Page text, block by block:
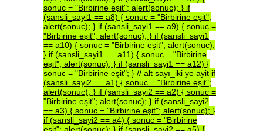
sonuc = "Birbirine eşit"; alert(sonuc); } if
(sansli_sayi1 == a8) { sonuc = "Birbirine eşit";
alert(sonuc); } if (sansli_sayi1 == a9) { sonuc =
"Birbirine eşit"; alert(sonuc); } if (sansli_sayi1
== a10) { sonuc = "Birbirine eşit"; alert(sonuc);
} if (sansli_sayi1 == a11) { sonuc = "Birbirine
eşit"; alert(sonuc); } if (sansli_sayi1 == a12) {
sonuc = "Birbirine eşit"; } // alt sayı_iki ye ayit if
(sansli_sayi2 == a1) { sonuc = "Birbirine eşit";
alert(sonuc); } if (sansli_sayi2 == a2) { sonuc =
"Birbirine eşit"; alert(sonuc); } if (sansli_sayi2
== a3) { sonuc = "Birbirine eşit"; alert(sonuc); }
if (sansli_sayi2 == a4) { sonuc = "Birbirine